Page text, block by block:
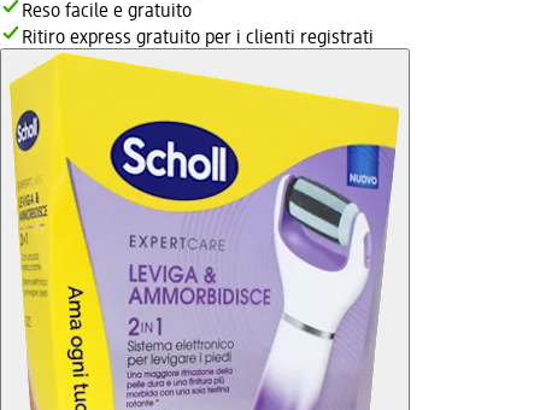
Reso facile e gratuito
Ritiro express gratuito per i clienti registrati